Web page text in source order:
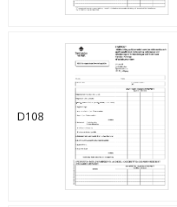
D108